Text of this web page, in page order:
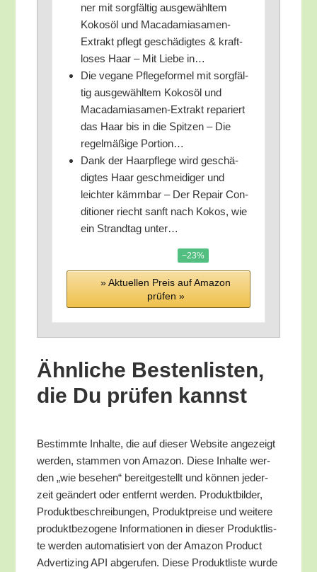
ner mit sorg­fäl­tig aus­ge­wähl­tem
Kokos­öl und Maca­da­mi­a­sa­men-
Extrakt pflegt geschä­dig­tes & kraft­
lo­ses Haar – Mit Lie­be in…
Die vega­ne Pfle­ge­for­mel mit sorg­fäl­
tig aus­ge­wähl­tem Kokos­öl und
Maca­da­mi­a­sa­men-Extrakt repa­riert
das Haar bis in die Spit­zen – Die
regel­mä­ßi­ge Portion…
Dank der Haar­pfle­ge wird geschä­
dig­tes Haar geschmei­di­ger und
leich­ter kämm­bar – Der Repair Con­
di­tio­ner riecht sanft nach Kokos, wie
ein Strand­tag unter…
−23%
» Aktu­el­len Preis auf Ama­zon
prü­fen »
Ähn­li­che Bes­ten­lis­ten,
die Du prü­fen kannst
Bestimm­te Inhal­te, die auf die­ser Web­site ange­zeigt
wer­den, stam­men von Ama­zon. Die­se Inhal­te wer­
den „wie bese­hen“ bereit­ge­stellt und kön­nen jeder­
zeit geän­dert oder ent­fernt wer­den. Pro­dukt­bil­der,
Pro­dukt­be­schrei­bun­gen, Pro­dukt­prei­se und wei­te­re
pro­dukt­be­zo­ge­ne Infor­ma­tio­nen in die­ser Pro­dukt­lis­
te wer­den auto­ma­ti­siert von der Ama­zon Pro­duct
Adver­tiz­ing API abge­ru­fen. Die­se Pro­dukt­lis­te wur­de